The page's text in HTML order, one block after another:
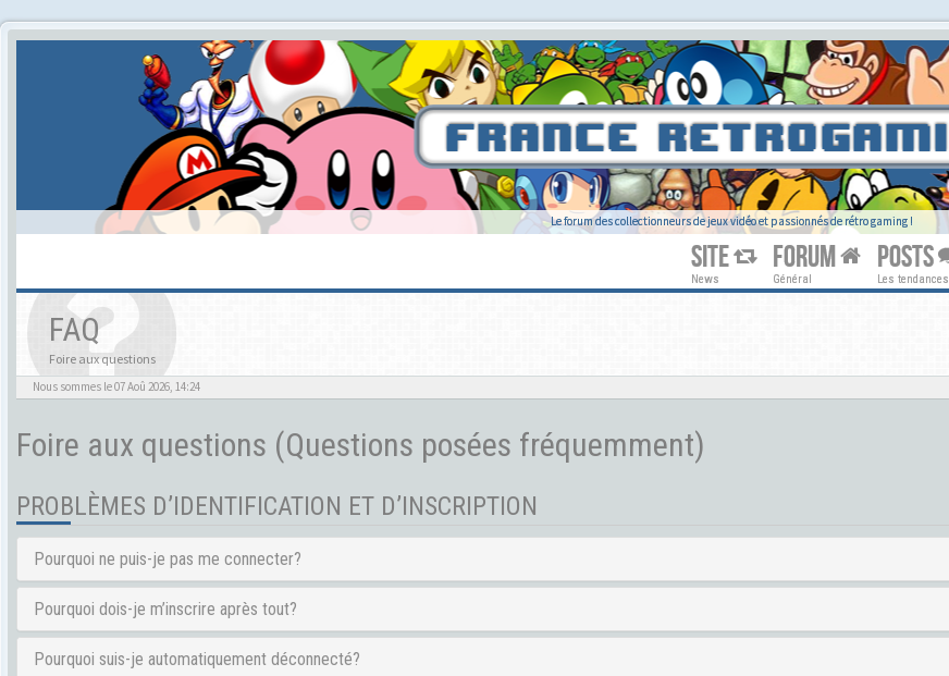
Le forum des collectionneurs de jeux vidéo et passionnés de rétro gaming !
SITE
News
FORUM
Général
POSTS
Les tendances
FAQ
Foire aux questions
Nous sommes le 07 Aoû 2026, 14:24
Foire aux questions (Questions posées fréquemment)
PROBLÈMES D’IDENTIFICATION ET D’INSCRIPTION
Pourquoi ne puis-je pas me connecter?
Pourquoi dois-je m’inscrire après tout?
Pourquoi suis-je automatiquement déconnecté?